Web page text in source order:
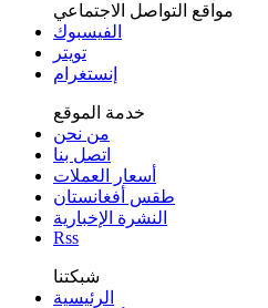
مواقع التواصل الاجتماعي
الفيسبوك
تويتر
إنستغرام
خدمة الموقع
من نحن
اتصل بنا
أسعار العملات
طقس أفغانستان
النشرة الإخبارية
Rss
شبكتنا
الرئيسية